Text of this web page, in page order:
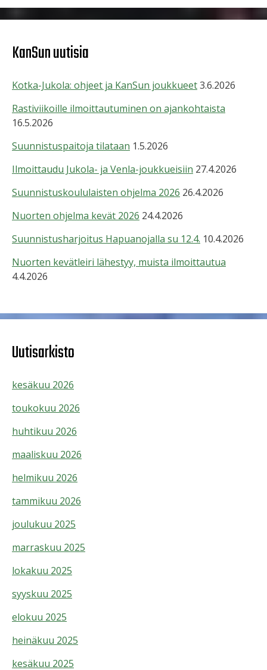
KanSun uutisia
Kotka-Jukola: ohjeet ja KanSun joukkueet3.6.2026
Rastiviikoille ilmoittautuminen on ajankohtaista
16.5.2026
Suunnistuspaitoja tilataan 1.5.2026
Ilmoittaudu Jukola- ja Venla-joukkueisiin 27.4.2026
Suunnistuskoululaisten ohjelma 2026 26.4.2026
Nuorten ohjelma kevät 2026 24.4.2026
Suunnistusharjoitus Hapuanojalla su 12.4. 10.4.2026
Nuorten kevätleiri lähestyy, muista ilmoittautua
4.4.2026
Uutisarkisto
kesäkuu 2026
toukokuu 2026
huhtikuu 2026
maaliskuu 2026
helmikuu 2026
tammikuu 2026
joulukuu 2025
marraskuu 2025
lokakuu 2025
syyskuu 2025
elokuu 2025
heinäkuu 2025
kesäkuu 2025